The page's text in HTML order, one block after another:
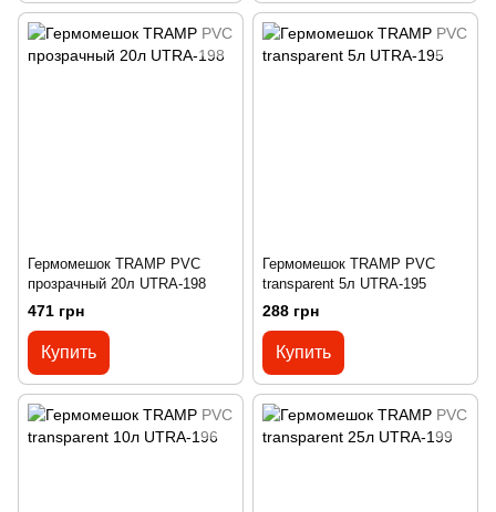
Гермомешок TRAMP PVC
прозрачный 20л UTRA-198
471 грн
Купить
Гермомешок TRAMP PVC
transparent 5л UTRA-195
288 грн
Купить